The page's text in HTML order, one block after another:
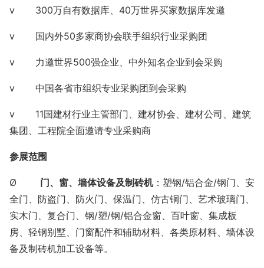
v 300万自有数据库、 40万世界买家数据库发邀
v 国内外50多家商协会联手组织行业采购团
v 力邀世界500强企业、中外知名企业到会采购
v 中国各省市组织专业采购团到会采购
v
11国建材行业主管部门、建材协会、建材公司、建筑
集团、工程院全面邀请专业采购商
参展范围
Ø 门、窗、墙体设备及制砖机：塑钢/铝合金/钢门、安
全门、防盗门、防火门、保温门、仿古铜门、艺术玻璃门、
实木门、复合门、钢/塑/钢/铝合金窗、百叶窗、集成板
房、轻钢别墅、门窗配件和辅助材料、各类原材料、墙体设
备及制砖机加工设备等。